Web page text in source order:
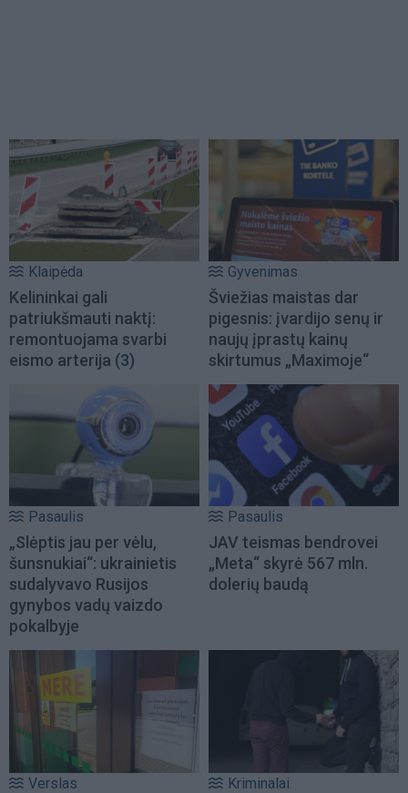
Klaipėda
Kelininkai gali
patriukšmauti naktį:
remontuojama svarbi
eismo arterija (3)
Gyvenimas
Šviežias maistas dar
pigesnis: įvardijo senų ir
naujų įprastų kainų
skirtumus „Maximoje“
Pasaulis
„Slėptis jau per vėlu,
šunsnukiai“: ukrainietis
sudalyvavo Rusijos
gynybos vadų vaizdo
pokalbyje
Pasaulis
JAV teismas bendrovei
„Meta“ skyrė 567 mln.
dolerių baudą
Verslas Kriminalai